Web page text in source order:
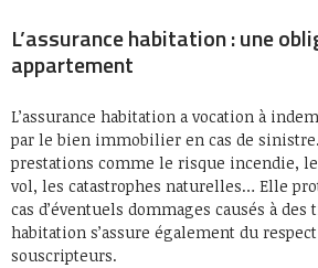
L’assurance habitation : une
appartement
L’assurance habitation a vocation à
par le bien immobilier en cas de
prestations comme le risque incendie,
vol, les catastrophes naturelles… Elle
cas d’éventuels dommages causés à des
habitation s’assure également du
souscripteurs.